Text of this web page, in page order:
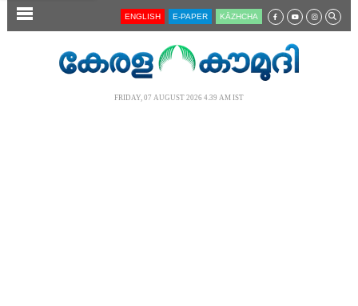
SECTIONS ENGLISH E-PAPER KĀZHCHA
FRIDAY, 07 AUGUST 2026 4.39 AM IST